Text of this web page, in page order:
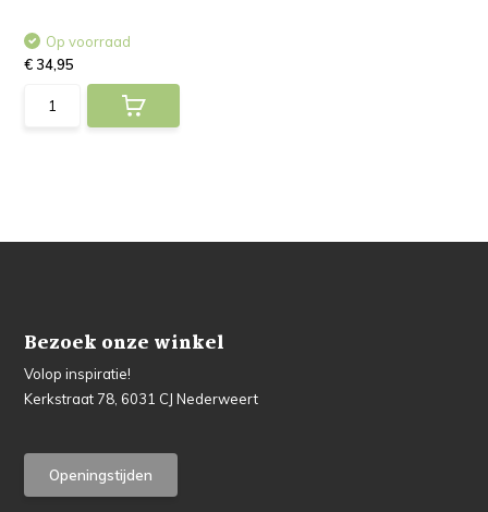
Op voorraad
€ 34,95
Bezoek onze winkel
Volop inspiratie!
Kerkstraat 78, 6031 CJ Nederweert
Openingstijden